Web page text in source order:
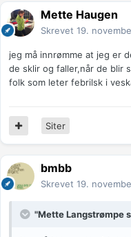
Mette Haugen
Skrevet 19.
jeg må innrømme at jeg er
de sklir og faller,når de blir
folk som leter febrilsk i
Siter
bmbb
Skrevet 19.
"Mette Langstrømpe